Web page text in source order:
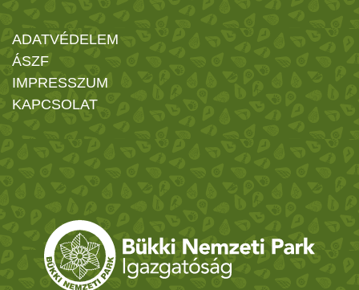
ADATVÉDELEM
ÁSZF
IMPRESSZUM
KAPCSOLAT